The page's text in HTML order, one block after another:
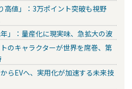
高値」：3万ポイント突破も視野
」：量産化に現実味、急拡大の波
のキャラクターが世界を席巻、第
らEVへ、実用化が加速する未来技